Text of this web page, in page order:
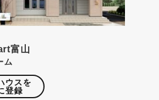
富山
ム
ウスを
登録